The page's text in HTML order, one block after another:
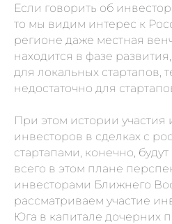
Если говорить об
то мы видим интерес к
регионе даже местная
находится в фазе
для локальных стартапов,
недостаточно для
При этом истории участия
инвесторов в сделках с
стартапами, конечно,
всего в этом плане
инвесторами Ближнего
рассматриваем участие
Юга в капитале дочерних